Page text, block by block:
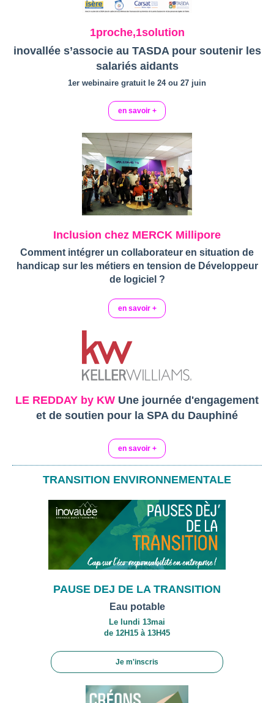
1proche,1solution
inovallée s’associe au TASDA pour soutenir les
salariés aidants
1er webinaire gratuit le 24 ou 27 juin
en savoir +
Inclusion chez MERCK Millipore
Comment intégrer un collaborateur en situation de
handicap sur les métiers en tension de Développeur
de logiciel ?
en savoir +
LE REDDAY by KW Une journée d'engagement
et de soutien pour la SPA du Dauphiné
en savoir +
TRANSITION ENVIRONNEMENTALE
PAUSE DEJ DE LA TRANSITION
Eau potable
Le lundi 13mai
de 12H15 à 13H45
Je m'inscris